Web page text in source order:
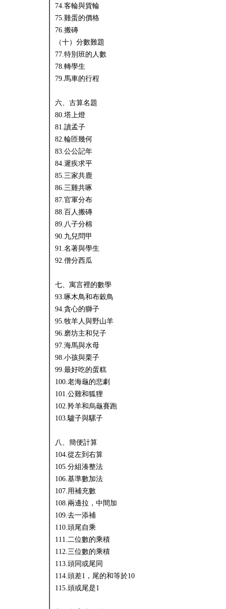
74.客輪與貨輪
75.雞蛋的價格
76.搬磚
（十）分數難題
77.特別班的人數
78.轉學生
79.馬車的行程
六、古算名題
80.塔上燈
81.讀孟子
82.輪匝幾何
83.公公記年
84.遲疾求平
85.三家共鹿
86.三雞共啄
87.官軍分布
88.百人搬磚
89.八子分棉
90.九兒問甲
91.名著與學生
92.僧分西瓜
七、寓言裡的數學
93.啄木鳥和布穀鳥
94.貪心的獅子
95.牧羊人與野山羊
96.磨坊主和兒子
97.海馬與水母
98.小孩與栗子
99.最好吃的蛋糕
100.老海龜的悲劇
101.公雞和狐狸
102.羚羊和烏龜賽跑
103.驢子與騾子
八、簡便計算
104.從左到右算
105.分組湊整法
106.基準數加法
107.用補充數
108.兩邊拉，中間加
109.去一添補
110.頭尾自乘
111.二位數的乘積
112.三位數的乘積
113.頭同或尾同
114.頭差1，尾的和等於10
115.頭或尾是1